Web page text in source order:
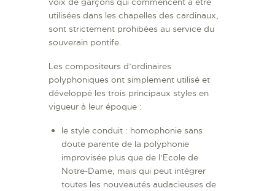
utilisées dans les chapelles des cardinaux,
sont strictement prohibées au service du
souverain pontife.
Les compositeurs d’ordinaires
polyphoniques ont simplement utilisé et
développé les trois principaux styles en
vigueur à leur époque :
le style conduit : homophonie sans
doute parente de la polyphonie
improvisée plus que de l’Ecole de
Notre-Dame, mais qui peut intégrer
toutes les nouveautés audacieuses de